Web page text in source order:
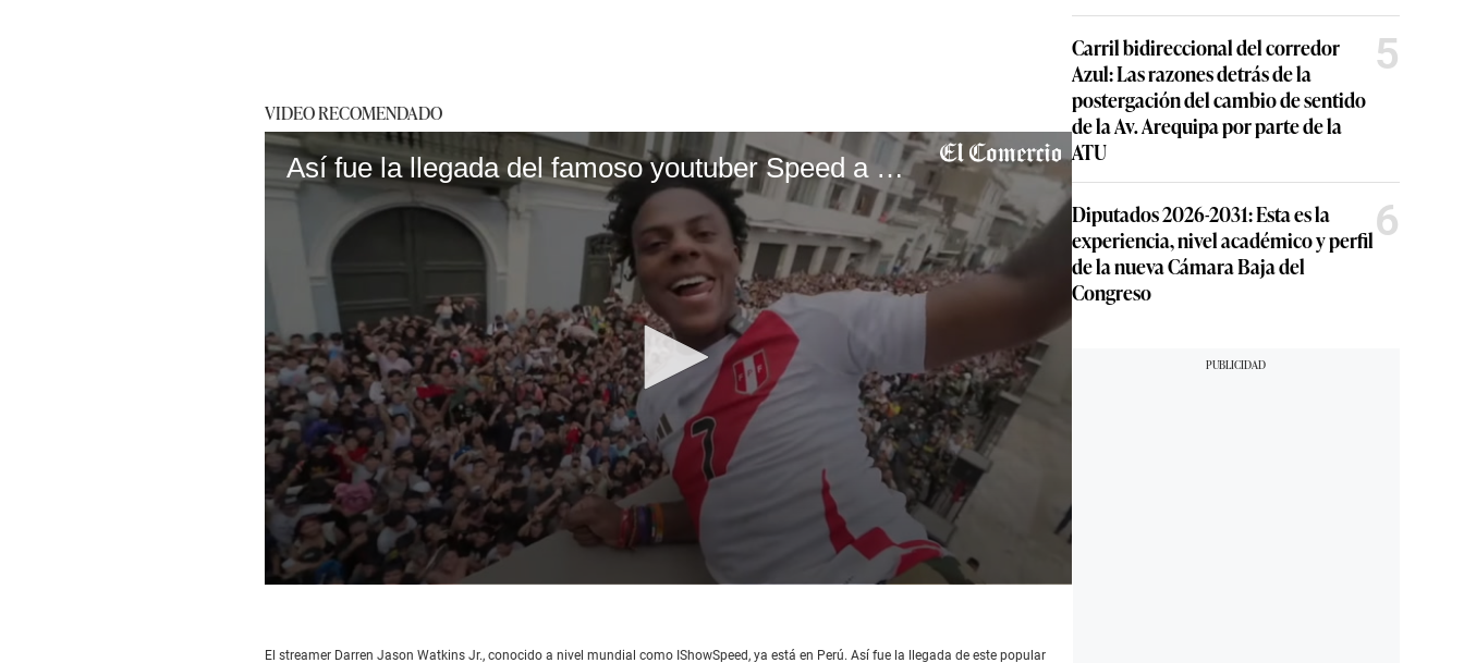
VIDEO RECOMENDADO
Así fue la llegada del famoso youtuber Speed a la Plaza de Armas de Lima
El streamer Darren Jason Watkins Jr., conocido a nivel mundial como IShowSpeed, ya está en Perú. Así fue la llegada de este popular
Carril bidireccional del corredor
Azul: Las razones detrás de la
postergación del cambio de sentido
de la Av. Arequipa por parte de la
ATU
5
Diputados 2026-2031: Esta es la
experiencia, nivel académico y perfil
de la nueva Cámara Baja del
Congreso
6